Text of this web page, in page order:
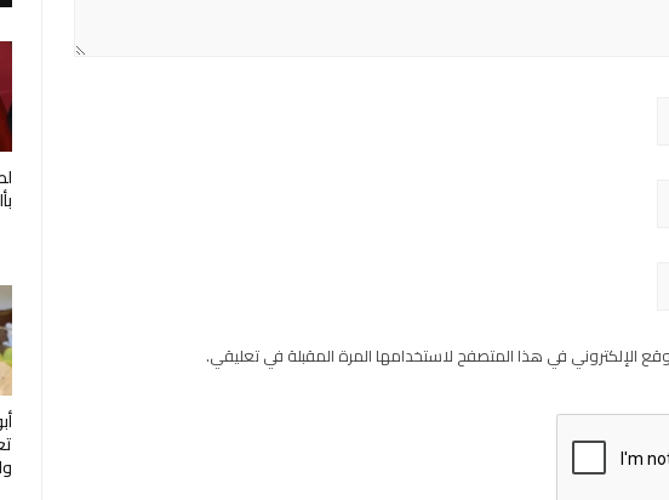
الإلكتروني في هذا المتصفح لاستخدامها المرة المقبلة في تعليقي.